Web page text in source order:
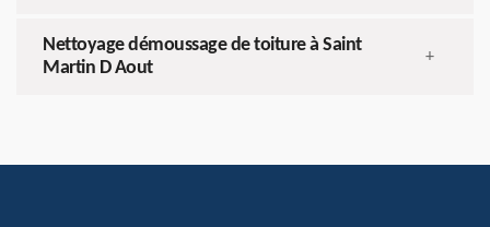
Nettoyage démoussage de toiture à Saint
Martin D Aout
+